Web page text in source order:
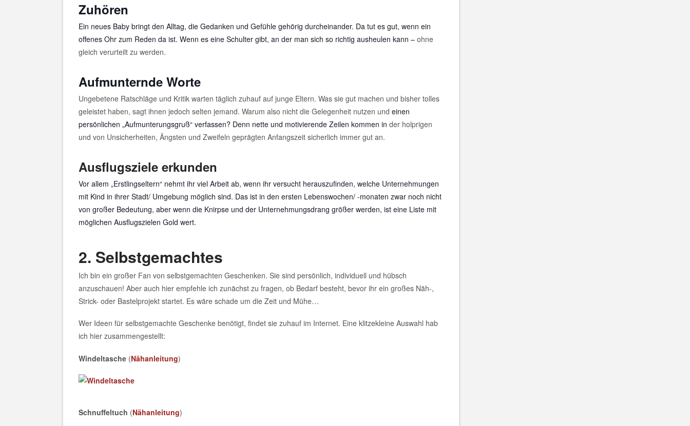
Zuhören
Ein neues Baby bringt den Alltag, die Gedanken und Gefühle gehörig durcheinander. Da tut es gut, wenn ein
offenes Ohr zum Reden da ist. Wenn es eine Schulter gibt, an der man sich so richtig ausheulen kann – ohne
gleich verurteilt zu werden.
Aufmunternde Worte
Ungebetene Ratschläge und Kritik warten täglich zuhauf auf junge Eltern. Was sie gut machen und bisher tolles
geleistet haben, sagt ihnen jedoch selten jemand. Warum also nicht die Gelegenheit nutzen und einen
persönlichen „Aufmunterungsgruß“ verfassen? Denn nette und motivierende Zeilen kommen in der holprigen
und von Unsicherheiten, Ängsten und Zweifeln geprägten Anfangszeit sicherlich immer gut an.
Ausflugsziele erkunden
Vor allem „Erstlingseltern“ nehmt ihr viel Arbeit ab, wenn ihr versucht herauszufinden, welche Unternehmungen
mit Kind in ihrer Stadt/ Umgebung möglich sind. Das ist in den ersten Lebenswochen/ -monaten zwar noch nicht
von großer Bedeutung, aber wenn die Knirpse und der Unternehmungsdrang größer werden, ist eine Liste mit
möglichen Ausflugszielen Gold wert.
2. Selbstgemachtes
Ich bin ein großer Fan von selbstgemachten Geschenken. Sie sind persönlich, individuell und hübsch
anzuschauen! Aber auch hier empfehle ich zunächst zu fragen, ob Bedarf besteht, bevor ihr ein großes Näh-,
Strick- oder Bastelprojekt startet. Es wäre schade um die Zeit und Mühe…
Wer Ideen für selbstgemachte Geschenke benötigt, findet sie zuhauf im Internet. Eine klitzekleine Auswahl hab
ich hier zusammengestellt:
Windeltasche (Nähanleitung)
Schnuffeltuch (Nähanleitung)